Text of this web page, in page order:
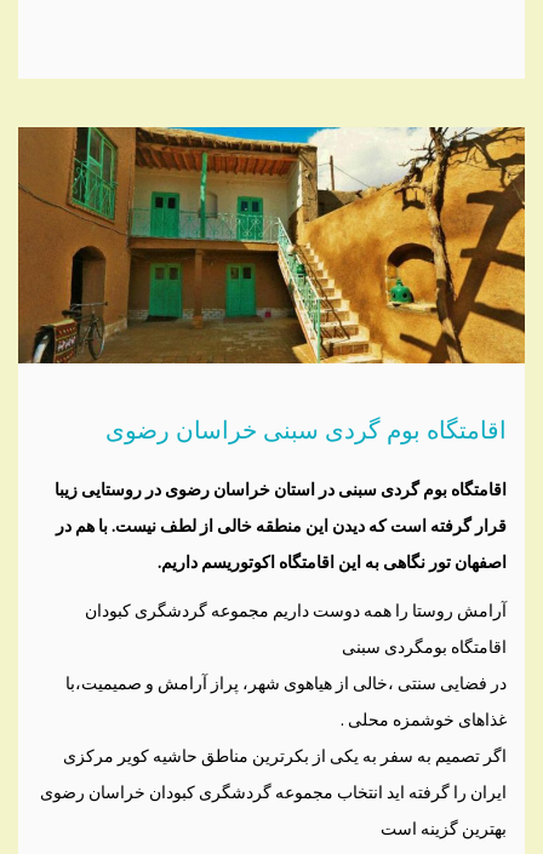
اقامتگاه بوم گردی سبنی خراسان رضوی
اقامتگاه بوم گردی سبنی در استان خراسان رضوی در روستایی زیبا
قرار گرفته است که دیدن این منطقه خالی از لطف نیست. با هم در
اصفهان تور نگاهی به این اقامتگاه اکوتوریسم داریم.
آرامش روستا را همه دوست داریم مجموعه گردشگری کبودان
اقامتگاه بومگردی سبنی
در فضایی سنتی ،خالی از هیاهوی شهر، پراز آرامش و صمیمیت،با
غذاهای خوشمزه محلی .
اگر تصمیم به سفر به یکی از بکرترین مناطق حاشیه کویر مرکزی
ایران را گرفته اید انتخاب مجموعه گردشگری کبودان خراسان رضوی
بهترین گزینه است